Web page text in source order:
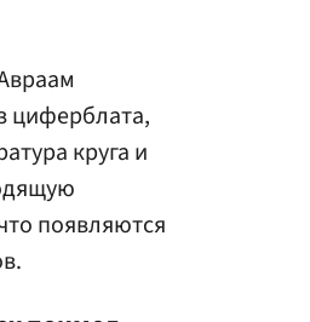
циферблата,
круга и
появляются